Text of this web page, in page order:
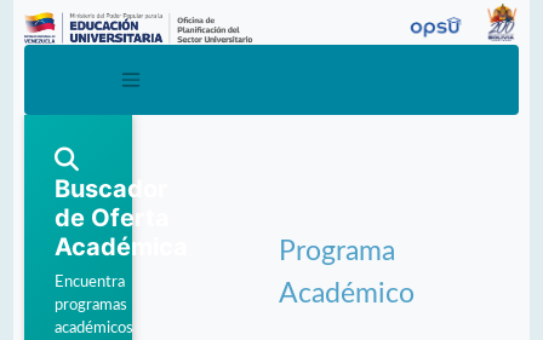
Buscador
de Oferta
Académica
Encuentra
programas
académicos
Programa
Académico